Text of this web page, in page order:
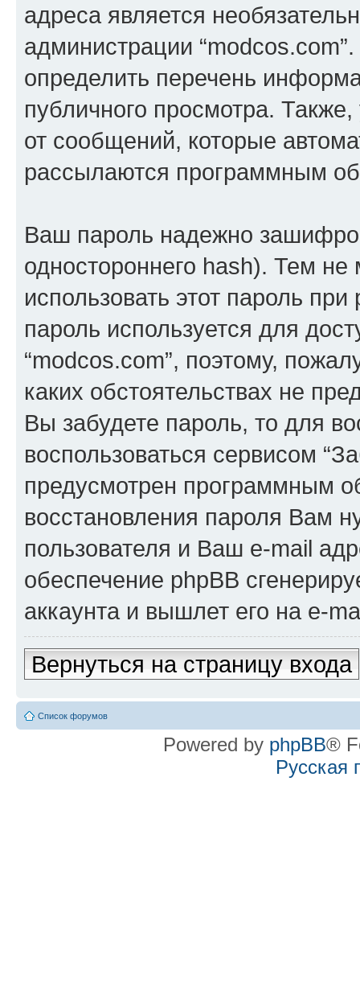
адреса является
администрации
определить перечень
публичного просмотра.
от сообщений, которые
рассылаются программным
Ваш пароль надежно
одностороннего hash). Тем
использовать этот пароль
пароль используется для
“modcos.com”, поэтому,
каких обстоятельствах не
Вы забудете пароль, то для
воспользоваться сервисом
предусмотрен программным
восстановления пароля Вам
пользователя и Ваш e-mail
обеспечение phpBB
аккаунта и вышлет его на e-
Вернуться на страницу входа
Список форумов
Powered by phpBB®
Русская